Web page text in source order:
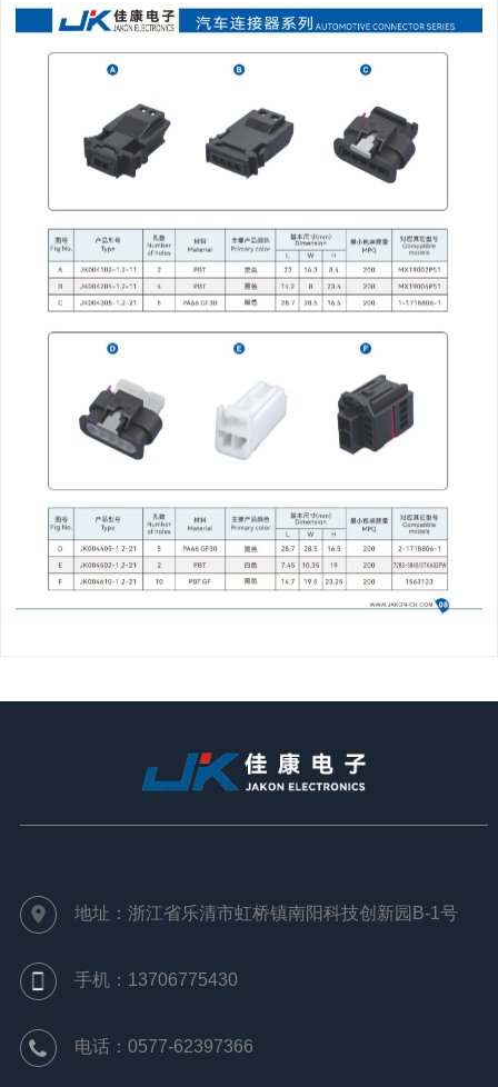
地址：浙江省乐清市虹桥镇南阳科技创新园B-1号
手机：13706775430
电话：0577-62397366